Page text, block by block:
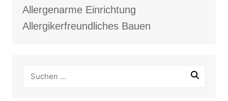
Allergenarme Einrichtung
Allergikerfreundliches Bauen